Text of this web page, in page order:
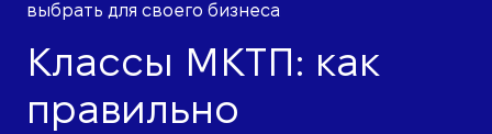
выбрать для своего бизнеса
Классы МКТП: как
правильно